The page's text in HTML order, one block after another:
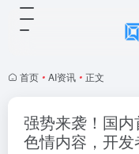
首页 • AI资讯 • 正文
强势来袭！国
色情内容，开